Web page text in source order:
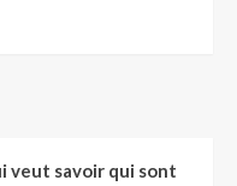
veut savoir qui sont